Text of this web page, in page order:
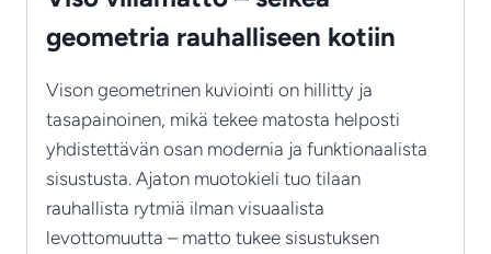
geometria rauhalliseen kotiin
Vison geometrinen kuviointi on hillitty ja
tasapainoinen, mikä tekee matosta helposti
yhdistettävän osan modernia ja funktionaalista
sisustusta. Ajaton muotokieli tuo tilaan
rauhallista rytmiä ilman visuaalista
levottomuutta – matto tukee sisustuksen